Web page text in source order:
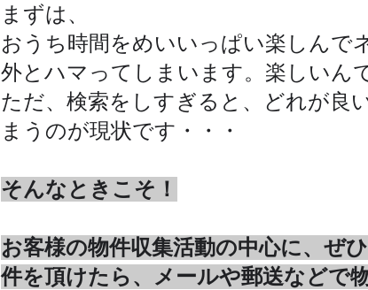
まずは、
おうち時間をめいいっぱい楽しんで
外とハマってしまいます。楽しいん
ただ、検索をしすぎると、どれが良
まうのが現状です・・・
そんなときこそ！
お客様の物件収集活動の中心に、ぜ
件を頂けたら、メールや郵送などで